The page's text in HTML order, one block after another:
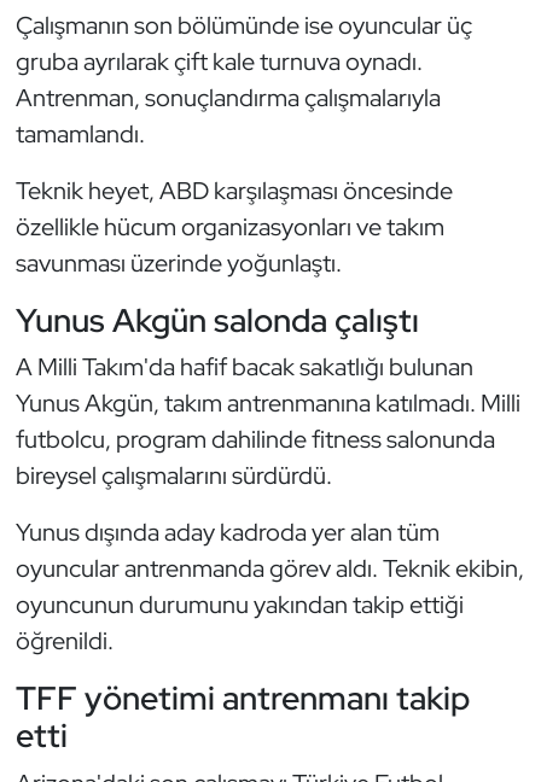
Çalışmanın son bölümünde ise oyuncular üç
gruba ayrılarak çift kale turnuva oynadı.
Antrenman, sonuçlandırma çalışmalarıyla
tamamlandı.
Teknik heyet, ABD karşılaşması öncesinde
özellikle hücum organizasyonları ve takım
savunması üzerinde yoğunlaştı.
Yunus Akgün salonda çalıştı
A Milli Takım'da hafif bacak sakatlığı bulunan
Yunus Akgün, takım antrenmanına katılmadı. Milli
futbolcu, program dahilinde fitness salonunda
bireysel çalışmalarını sürdürdü.
Yunus dışında aday kadroda yer alan tüm
oyuncular antrenmanda görev aldı. Teknik ekibin,
oyuncunun durumunu yakından takip ettiği
öğrenildi.
TFF yönetimi antrenmanı takip
etti
Kayak
Kempo
Kick Boks
Kürek
Masa Tenisi
Modern Pentatlon
Motor Sporları
Muay Thai
Optimist
Oryantiring
Özel Sporcular
Paralimpik